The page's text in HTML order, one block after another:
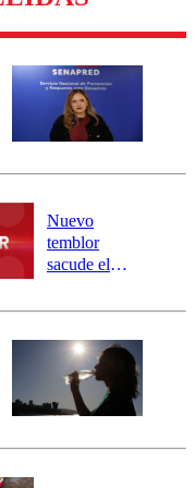
Nuevo
temblor
sacude el
revisa la
epicentro